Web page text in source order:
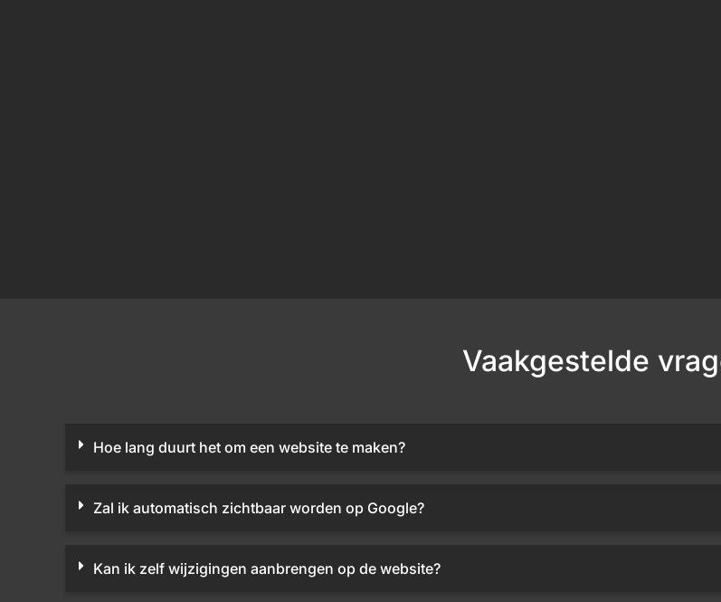
Vaakgestelde
Hoe lang duurt het om een website te maken?
Zal ik automatisch zichtbaar worden op Google?
Kan ik zelf wijzigingen aanbrengen op de website?